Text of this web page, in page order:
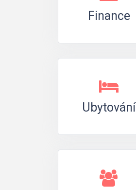
Finance
Ubytování